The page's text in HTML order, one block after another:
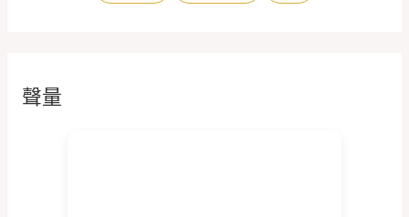
聲量